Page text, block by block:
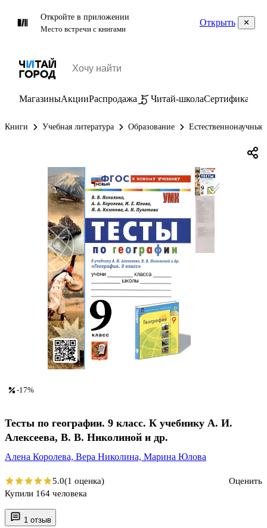
Откройте в приложении
Место встречи с книгами
Открыть
МагазиныАкцииРаспродажа Читай-школаСертификаты
Книги Учебная литература Образование Естественнонаучные
1 отзыв
-17%
Тесты по географии. 9 класс. К учебнику А. И.
Алексеева, В. В. Николиной и др.
Алена Королева, Вера Николина, Марина Юлова
5.0(1 оценка)
Оценить
Купили 164 человека